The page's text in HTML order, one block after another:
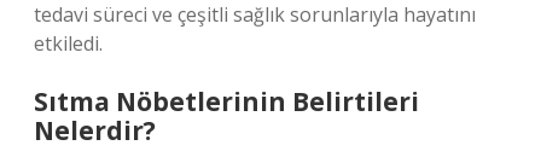
tedavi süreci ve çeşitli sağlık sorunlarıyla hayatını
etkiledi.
Sıtma Nöbetlerinin Belirtileri
Nelerdir?